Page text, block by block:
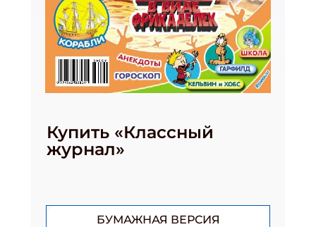
Купить «Классный
журнал»
БУМАЖНАЯ ВЕРСИЯ